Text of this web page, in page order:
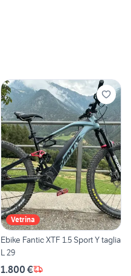
Vetrina
Ebike Fantic XTF 1.5 Sport Y taglia
L 29
1.800 €